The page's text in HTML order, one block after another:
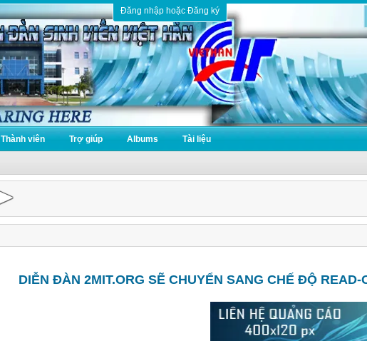
Đăng nhập hoặc Đăng ký
Thành viên Trợ giúp Albums Tài liệu
DIỄN ĐÀN 2MIT.ORG SẼ CHUYỂN SANG CHẾ ĐỘ READ-